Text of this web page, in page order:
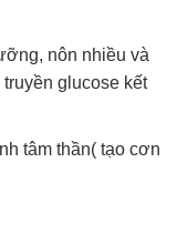
nôn nhiều và
glucose kết
tâm thần( tạo cơn